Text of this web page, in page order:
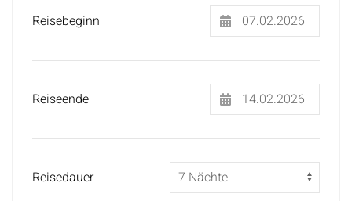
Reisebeginn
Reiseende
Reisedauer